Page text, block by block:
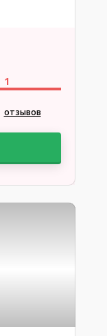
1
отзывов